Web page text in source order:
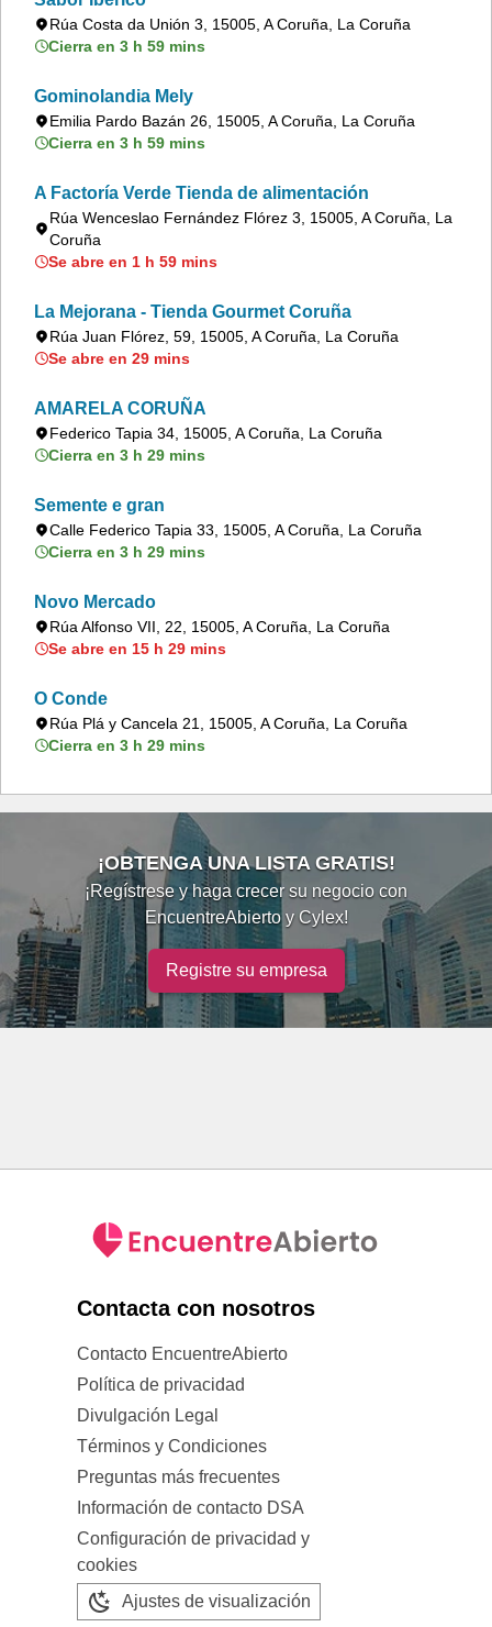
Rúa Costa da Unión 3, 15005, A Coruña, La Coruña
Cierra en 3 h 59 mins
Gominolandia Mely
Emilia Pardo Bazán 26, 15005, A Coruña, La Coruña
Cierra en 3 h 59 mins
A Factoría Verde Tienda de alimentación
Rúa Wenceslao Fernández Flórez 3, 15005, A Coruña, La
Coruña
Se abre en 1 h 59 mins
La Mejorana - Tienda Gourmet Coruña
Rúa Juan Flórez, 59, 15005, A Coruña, La Coruña
Se abre en 29 mins
AMARELA CORUÑA
Federico Tapia 34, 15005, A Coruña, La Coruña
Cierra en 3 h 29 mins
Semente e gran
Calle Federico Tapia 33, 15005, A Coruña, La Coruña
Cierra en 3 h 29 mins
Novo Mercado
Rúa Alfonso VII, 22, 15005, A Coruña, La Coruña
Se abre en 15 h 29 mins
O Conde
Rúa Plá y Cancela 21, 15005, A Coruña, La Coruña
Cierra en 3 h 29 mins
¡OBTENGA UNA LISTA GRATIS!
¡Regístrese y haga crecer su negocio con
EncuentreAbierto y Cylex!
Registre su empresa
Contacta con nosotros
Contacto EncuentreAbierto
Política de privacidad
Divulgación Legal
Términos y Condiciones
Preguntas más frecuentes
Información de contacto DSA
Configuración de privacidad y
cookies
Ajustes de visualización